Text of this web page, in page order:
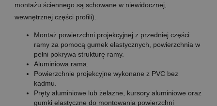
montażu ściennego są schowane w niewidocznej,
wewnętrznej części profili).
Montaż powierzchni projekcyjnej z przedniej części
ramy za pomocą gumek elastycznych, powierzchnia w
pełni pokrywa strukturę ramy.
Aluminiowa rama.
Powierzchnie projekcyjne wykonane z PVC bez
kadmu.
Pręty aluminiowe lub żelazne, kursory aluminiowe oraz
gumki elastyczne do montowania powierzchni